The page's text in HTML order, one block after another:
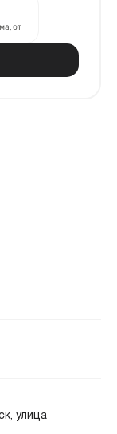
от
улица